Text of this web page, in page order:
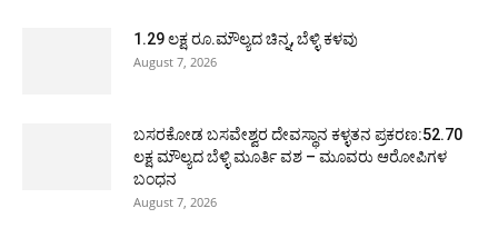
1.29 ಲಕ್ಷ ರೂ.ಮೌಲ್ಯದ ಚಿನ್ನ, ಬೆಳ್ಳಿ ಕಳವು
August 7, 2026
ಬಸರಕೋಡ ಬಸವೇಶ್ವರ ದೇವಸ್ಥಾನ ಕಳ್ಳತನ ಪ್ರಕರಣ:52.70
ಲಕ್ಷ ಮೌಲ್ಯದ ಬೆಳ್ಳಿ ಮೂರ್ತಿ ವಶ – ಮೂವರು ಆರೋಪಿಗಳ
ಬಂಧನ
August 7, 2026